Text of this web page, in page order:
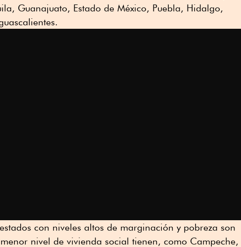
Guanajuato, Estado de México, Puebla, Hidalgo,
con niveles altos de marginación y pobreza son
nivel de vivienda social tienen, como Campeche,